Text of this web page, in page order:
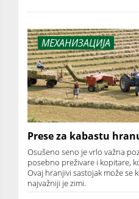
МЕХАНИЗАЦИЈА
Prese za kabastu
Osušeno seno je vrlo važna
posebno preživare i kopitare,
Ovaj hranjivi sastojak može se
najvažniji je zimi.